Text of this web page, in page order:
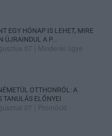
EGY HÓNAP IS LEHET, MIRE
ÚJRAINDUL A P...
07 Mindenki ügye
OTTHONRÓL: A
TANULÁS ELŐNYEI
07 Promóció